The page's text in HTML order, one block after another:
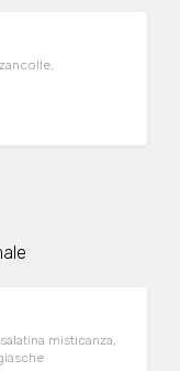
misticanza,